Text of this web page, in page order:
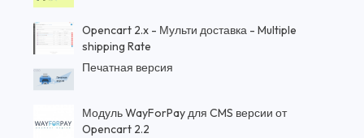
Opencart 2.x - Мульти доставка - Multiple
shipping Rate
Печатная версия
Модуль WayForPay для CMS версии от
Opencart 2.2